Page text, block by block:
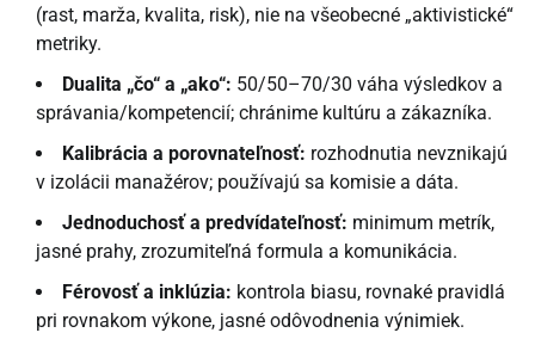
(rast, marža, kvalita, risk), nie na všeobecné „aktivistické“
metriky.
Dualita „čo“ a „ako“: 50/50–70/30 váha výsledkov a
správania/kompetencií; chránime kultúru a zákazníka.
Kalibrácia a porovnateľnosť: rozhodnutia nevznikajú
v izolácii manažérov; používajú sa komisie a dáta.
Jednoduchosť a predvídateľnosť: minimum metrík,
jasné prahy, zrozumiteľná formula a komunikácia.
Férovosť a inklúzia: kontrola biasu, rovnaké pravidlá
pri rovnakom výkone, jasné odôvodnenia výnimiek.